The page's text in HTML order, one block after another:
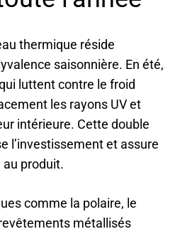
thermique réside
saisonnière. En été,
luttent contre le froid
les rayons UV et
intérieure. Cette double
l’investissement et assure
produit.
comme la polaire, le
métallisés